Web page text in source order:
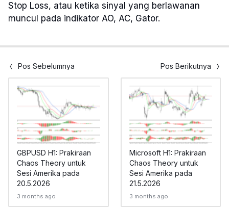
Stop Loss, atau ketika sinyal yang berlawanan
muncul pada indikator AO, AC, Gator.
Pos Sebelumnya Pos Berikutnya
GBPUSD H1: Prakiraan
Chaos Theory untuk
Sesi Amerika pada
20.5.2026
3 months ago
Microsoft H1: Prakiraan
Chaos Theory untuk
Sesi Amerika pada
21.5.2026
3 months ago